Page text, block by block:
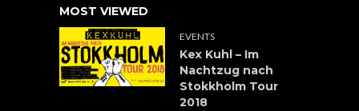
MOST VIEWED
EVENTS
Kex Kuhl – Im
Nachtzug nach
Stokkholm Tour
2018